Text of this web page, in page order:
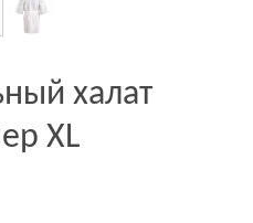
халат
XL